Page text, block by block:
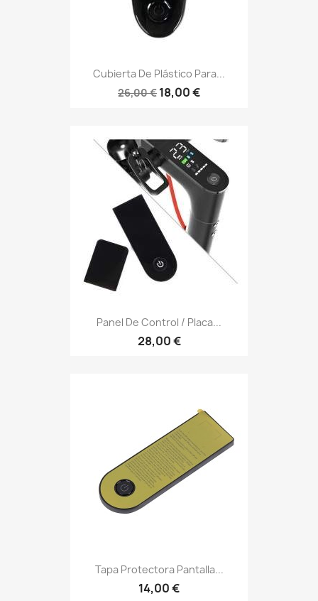
Cubierta De Plástico Para...
26,00 € 18,00 €
Panel De Control / Placa...
28,00 €
Tapa Protectora Pantalla...
14,00 €